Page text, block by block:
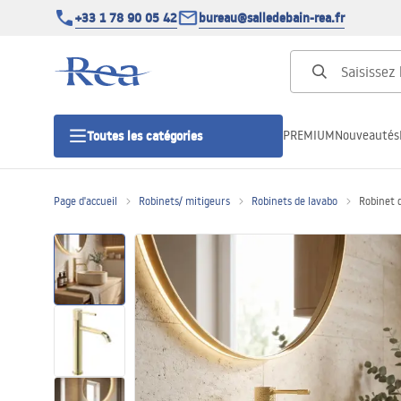
+33 1 78 90 05 42 bureau@salledebain-rea.fr
Toutes les catégories
Portes de douche
Receveurs de douche
Caniveaux de douche
PREMIUMNouveautés
Page d'accueil Robinets/ mitigeurs Robinets de lavabo Robinet